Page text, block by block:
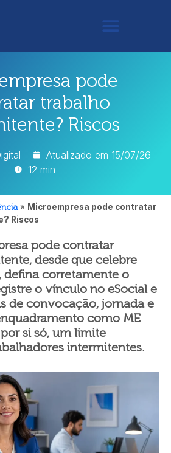
pode
trabalho
Riscos
Atualizado em 15/07/26
12 min
» Microempresa pode contratar
Riscos
pode contratar
desde que celebre
defina corretamente o
o vínculo no eSocial e
de convocação, jornada e
como ME
si só, um limite
intermitentes.